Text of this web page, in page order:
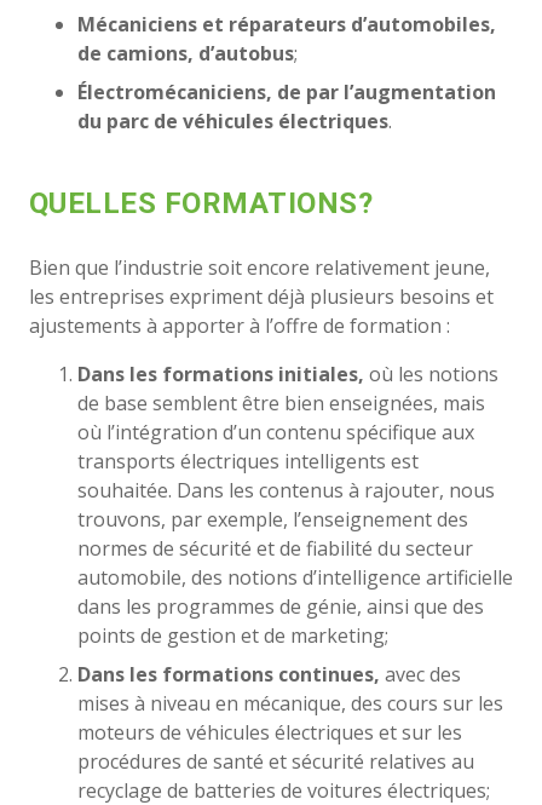
Mécaniciens et réparateurs d’automobiles,
de camions, d’autobus;
Électromécaniciens, de par l’augmentation
du parc de véhicules électriques.
QUELLES FORMATIONS?
Bien que l’industrie soit encore relativement jeune,
les entreprises expriment déjà plusieurs besoins et
ajustements à apporter à l’offre de formation :
Dans les formations initiales, où les notions
de base semblent être bien enseignées, mais
où l’intégration d’un contenu spécifique aux
transports électriques intelligents est
souhaitée. Dans les contenus à rajouter, nous
trouvons, par exemple, l’enseignement des
normes de sécurité et de fiabilité du secteur
automobile, des notions d’intelligence artificielle
dans les programmes de génie, ainsi que des
points de gestion et de marketing;
Dans les formations continues, avec des
mises à niveau en mécanique, des cours sur les
moteurs de véhicules électriques et sur les
procédures de santé et sécurité relatives au
recyclage de batteries de voitures électriques;